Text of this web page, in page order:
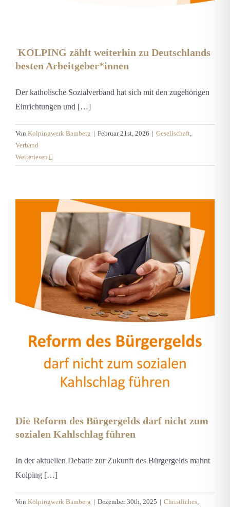
KOLPING zählt weiterhin zu Deutschlands
besten Arbeitgeber*innen
Der katholische Sozialverband hat sich mit den zugehörigen
Einrichtungen und […]
Von Kolpingwerk Bamberg | Februar 21st, 2026 | Gesellschaft,
Verband
Weiterlesen
Die Reform des Bürgergelds darf nicht zum
sozialen Kahlschlag führen
In der aktuellen Debatte zur Zukunft des Bürgergelds mahnt
Kolping […]
Von Kolpingwerk Bamberg | Dezember 30th, 2025 | Christliches,